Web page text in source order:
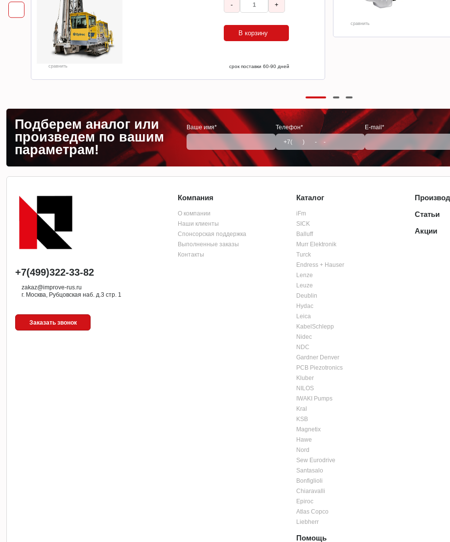
срок поставки 60-90 дней
- +
В корзину
сравнить
сравнить
Подберем аналог или
произведем по вашим
параметрам!
Ваше имя* Телефон* E-mail*
+7(499)322-33-82
zakaz@improve-rus.ru
г. Москва, Рубцовская наб. д.3 стр. 1
Заказать звонок
Компания
О компании
Наши клиенты
Спонсорская поддержка
Выполненные заказы
Контакты
Каталог
iFm
SICK
Balluff
Murr Elektronik
Turck
Endress + Hauser
Lenze
Leuze
Deublin
Hydac
Leica
KabelSchlepp
Nidec
NDC
Gardner Denver
PCB Piezotronics
Kluber
NILOS
IWAKI Pumps
Kral
KSB
Magnetix
Hawe
Nord
Sew Eurodrive
Santasalo
Bonfiglioli
Chiaravalli
Epiroc
Atlas Copco
Liebherr
Помощь
Статьи
Акции